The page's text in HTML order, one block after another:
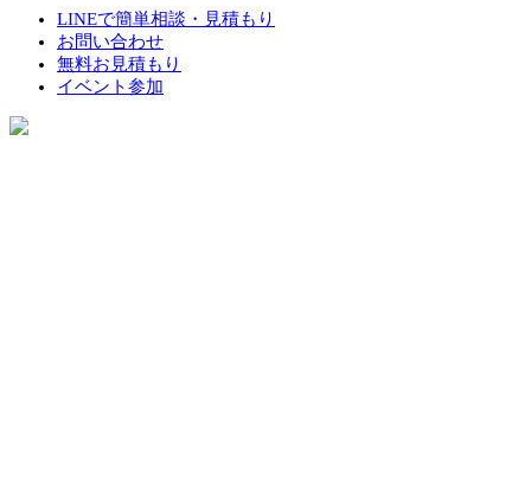
LINEで簡単相談・見積もり
お問い合わせ
無料お見積もり
イベント参加